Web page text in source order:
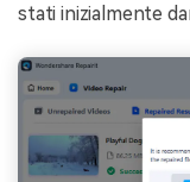
stati inizialmente